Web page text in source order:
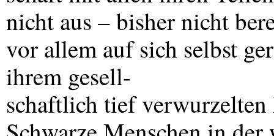
nicht aus – bisher nicht
vor allem auf sich selbst
ihrem gesell-
schaftlich tief